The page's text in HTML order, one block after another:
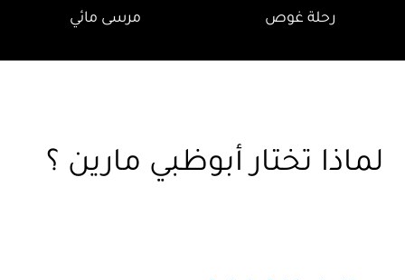
رحلة غوص مرسى مائي
لماذا تختار أبوظبي مارين ؟